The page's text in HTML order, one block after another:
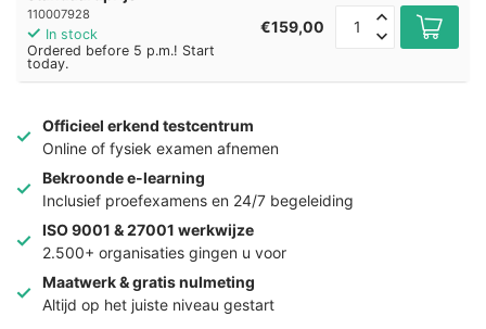
110007928
In stock
Ordered before 5 p.m.! Start
today.
€159,00
Officieel erkend testcentrum
Online of fysiek examen afnemen
Bekroonde e-learning
Inclusief proefexamens en 24/7 begeleiding
ISO 9001 & 27001 werkwijze
2.500+ organisaties gingen u voor
Maatwerk & gratis nulmeting
Altijd op het juiste niveau gestart